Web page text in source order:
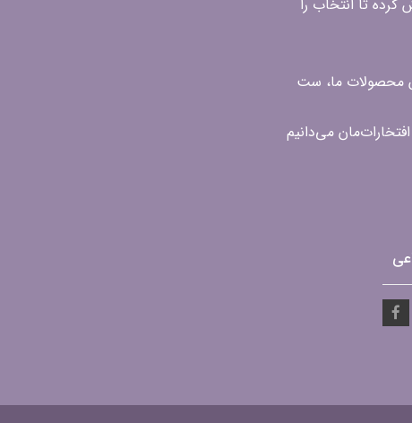
تا انتخاب را
محصولات ما، ست